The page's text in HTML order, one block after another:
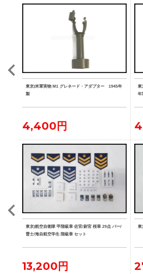
東京)米軍実物 M1 グレネード・アダプター 1945年
製
4,400円
東
年
東京)航空自衛隊 甲階級章 佐官/尉官 桜章 29点 バー/
曹士/海自航空学生 階級章 セット
13,200円
東